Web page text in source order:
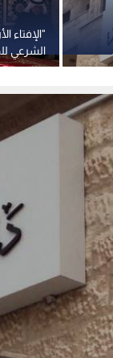
"الإفتاء
الشرعي